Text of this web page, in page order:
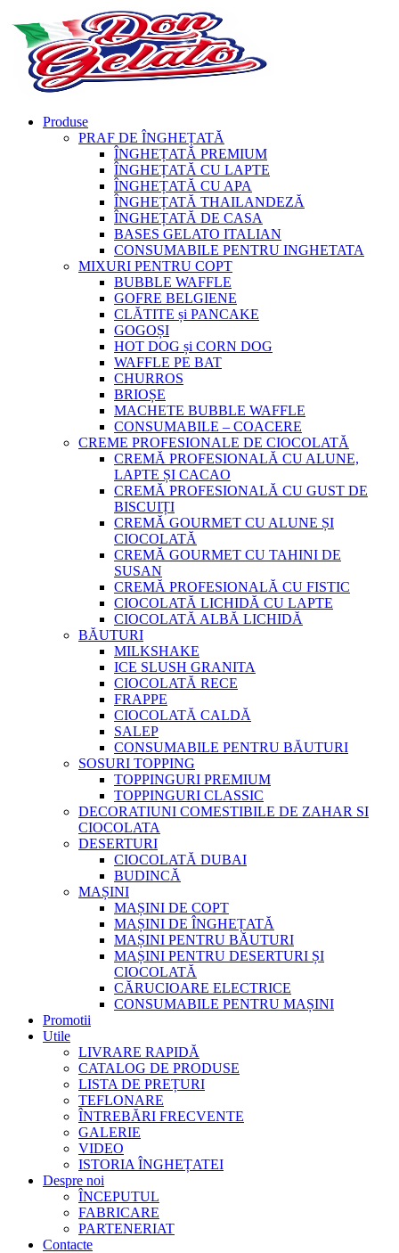
Produse
PRAF DE ÎNGHEȚATĂ
ÎNGHEȚATĂ PREMIUM
ÎNGHEȚATĂ CU LAPTE
ÎNGHEȚATĂ CU APA
ÎNGHEȚATĂ THAILANDEZĂ
ÎNGHEȚATĂ DE CASA
BASES GELATO ITALIAN
CONSUMABILE PENTRU INGHETATA
MIXURI PENTRU COPT
BUBBLE WAFFLE
GOFRE BELGIENE
CLĂTITE și PANCAKE
GOGOȘI
HOT DOG și CORN DOG
WAFFLE PE BAT
CHURROS
BRIOȘE
MACHETE BUBBLE WAFFLE
CONSUMABILE – COACERE
CREME PROFESIONALE DE CIOCOLATĂ
CREMĂ PROFESIONALĂ CU ALUNE,
LAPTE ȘI CACAO
CREMĂ PROFESIONALĂ CU GUST DE
BISCUIȚI
CREMĂ GOURMET CU ALUNE ȘI
CIOCOLATĂ
CREMĂ GOURMET CU TAHINI DE
SUSAN
CREMĂ PROFESIONALĂ CU FISTIC
CIOCOLATĂ LICHIDĂ CU LAPTE
CIOCOLATĂ ALBĂ LICHIDĂ
BĂUTURI
MILKSHAKE
ICE SLUSH GRANITA
CIOCOLATĂ RECE
FRAPPE
CIOCOLATĂ CALDĂ
SALEP
CONSUMABILE PENTRU BĂUTURI
SOSURI TOPPING
TOPPINGURI PREMIUM
TOPPINGURI CLASSIC
DECORATIUNI COMESTIBILE DE ZAHAR SI
CIOCOLATA
DESERTURI
CIOCOLATĂ DUBAI
BUDINCĂ
MAȘINI
MAȘINI DE COPT
MAȘINI DE ÎNGHEȚATĂ
MAȘINI PENTRU BĂUTURI
MAȘINI PENTRU DESERTURI ȘI
CIOCOLATĂ
CĂRUCIOARE ELECTRICE
CONSUMABILE PENTRU MAȘINI
Promotii
Utile
LIVRARE RAPIDĂ
CATALOG DE PRODUSE
LISTA DE PREȚURI
TEFLONARE
ÎNTREBĂRI FRECVENTE
GALERIE
VIDEO
ISTORIA ÎNGHEȚATEI
Despre noi
ÎNCEPUTUL
FABRICARE
PARTENERIAT
Contacte